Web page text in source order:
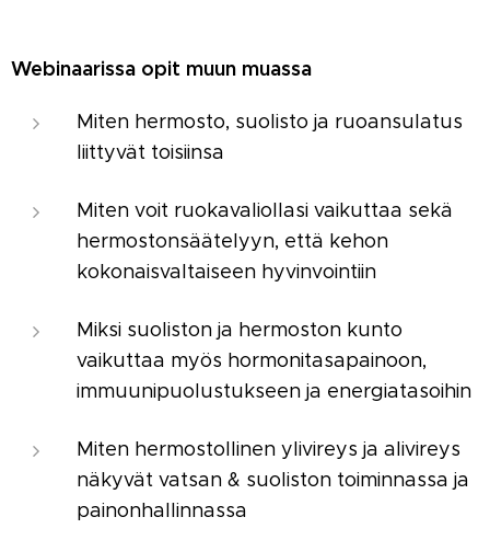
Webinaarissa opit muun muassa
Miten hermosto, suolisto ja ruoansulatus
liittyvät toisiinsa
Miten voit ruokavaliollasi vaikuttaa sekä
hermostonsäätelyyn, että kehon
kokonaisvaltaiseen hyvinvointiin
Miksi suoliston ja hermoston kunto
vaikuttaa myös hormonitasapainoon,
immuunipuolustukseen ja energiatasoihin
Miten hermostollinen ylivireys ja alivireys
näkyvät vatsan & suoliston toiminnassa ja
painonhallinnassa